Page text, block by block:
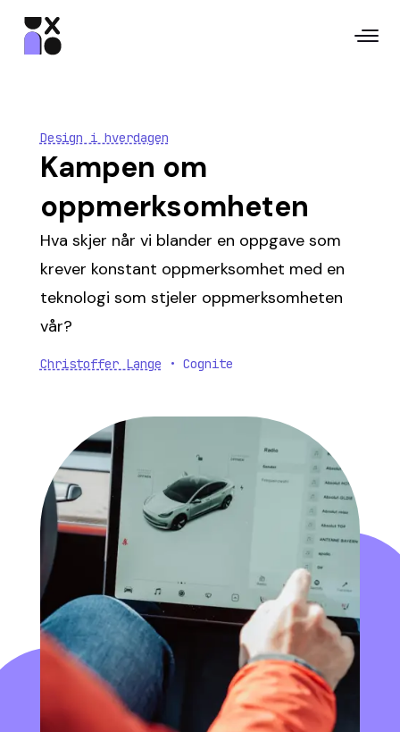
Design i hverdagen
Kampen om
oppmerksomheten
Hva skjer når vi blander en oppgave som
krever konstant oppmerksomhet med en
teknologi som stjeler oppmerksomheten
vår?
Christoffer Lange • Cognite